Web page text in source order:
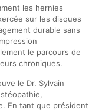
les hernies
sur les disques
durable sans
le parcours de
chroniques.
le Dr. Sylvain
En tant que président